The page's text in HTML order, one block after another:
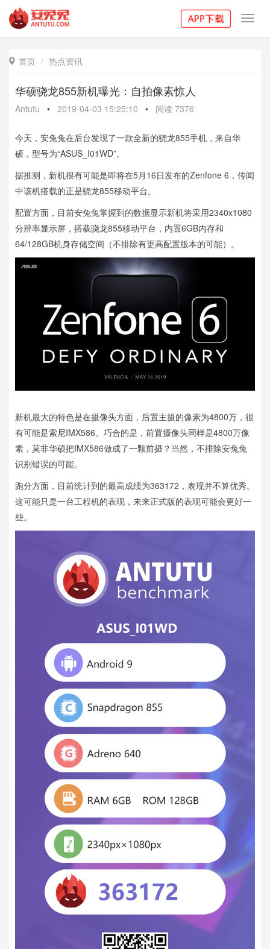
 首页 热点资讯
华硕骁龙855新机曝光：自拍像素惊人
Antutu • 2019-04-03 15:25:10 • 阅读 7376
今天，安兔兔在后台发现了一款全新的骁龙855手机，来自华
硕，型号为“ASUS_I01WD”。
据推测，新机很有可能是即将在5月16日发布的Zenfone 6，传闻
中该机搭载的正是骁龙855移动平台。
配置方面，目前安兔兔掌握到的数据显示新机将采用2340x1080
分辨率显示屏，搭载骁龙855移动平台，内置6GB内存和
64/128GB机身存储空间（不排除有更高配置版本的可能）。
新机最大的特色是在摄像头方面，后置主摄的像素为4800万，很
有可能是索尼IMX586。巧合的是，前置摄像头同样是4800万像
素，莫非华硕把IMX586做成了一颗前摄？当然，不排除安兔兔
识别错误的可能。
跑分方面，目前统计到的最高成绩为363172，表现并不算优秀。
这可能只是一台工程机的表现，未来正式版的表现可能会更好一
些。